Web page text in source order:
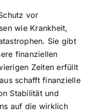
vor
wie Krankheit,
Sie gibt
finanziellen
Zeiten erfüllt
schafft finanzielle
Stabilität und
auf die wirklich